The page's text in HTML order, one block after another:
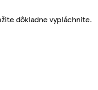
dôkladne vypláchnite.